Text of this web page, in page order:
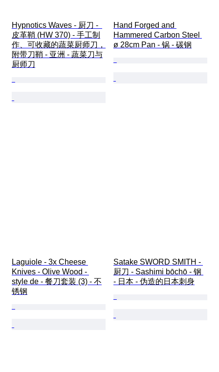
Hypnotics Waves - 厨刀 -
皮革鞘 (HW 370) - 手工制
作、可收藏的蔬菜厨师刀，
附带刀鞘 - 亚洲 - 蔬菜刀与
厨师刀
Hand Forged and
Hammered Carbon Steel
ø 28cm Pan - 锅 - 碳钢
Laguiole - 3x Cheese
Knives - Olive Wood -
style de - 餐刀套装 (3) - 不
锈钢
Satake SWORD SMITH -
厨刀 - Sashimi bōchō - 钢
- 日本 - 伪造的日本刺身